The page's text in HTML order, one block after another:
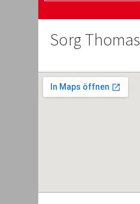
Sorg Thomas